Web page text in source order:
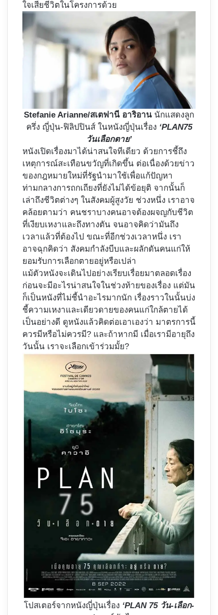
ใจเสียชีวิตในโครงการด้วย
Stefanie Arianne/สเตฟานี อาริอาน นักแสดงลูก
ครึ่ง ญี่ปุ่น-ฟิลิปปินส์ ในหนังญี่ปุ่นเรื่อง ‘PLAN75
วันเลือกตาย’
หนังเปิดเรื่องมาได้น่าสนใจทีเดียว ด้วยการชี้ถึง
เหตุการณ์สะเทือนขวัญที่เกิดขึ้น ต่อเนื่องด้วยข่าว
ของกฎหมายใหม่ที่รัฐนำมาใช้เพื่อแก้ปัญหา
ท่ามกลางการถกเถียงที่ยังไม่ได้ข้อยุติ จากนั้นก็
เล่าถึงชีวิตต่างๆ ในสังคมผู้สูงวัย ช่วงหนึ่ง เราอาจ
คล้อยตามว่า คนชราบางคนอาจต้องผจญกับชีวิต
ที่เงียบเหงาและถึงทางตัน จนอาจคิดว่ามันถึง
เวลาแล้วที่ต้องไป ขณะที่อีกช่วงเวลาหนึ่ง เรา
อาจฉุกคิดว่า สังคมกำลังบีบและผลักดันคนแก่ให้
ยอมรับการเลือกตายอยู่หรือเปล่า
แม้ตัวหนังจะเดินไปอย่างเรียบเรื่อยมาตลอดเรื่อง
ก่อนจะมีอะไรน่าสนใจในช่วงท้ายของเรื่อง แต่มัน
ก็เป็นหนังที่ไม่ชี้นำอะไรมากนัก เรื่องราวในนั้นบ่ง
ชี้ความเหงาและเดียวดายของคนแก่ใกล้ตายได้
เป็นอย่างดี ดูหนังแล้วคิดต่อเอาเองว่า มาตรการนี้
ควรมีหรือไม่ควรมี? และถ้าหากมี เมื่อเรามีอายุถึง
วันนั้น เราจะเลือกเข้าร่วมมั้ย?
โปสเตอร์จากหนังญี่ปุ่นเรื่อง ‘PLAN 75 วัน-เลือก-